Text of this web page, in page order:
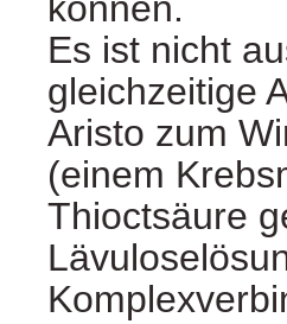
Es ist nicht
gleichzeitige
Aristo zum
(einem
Thioctsäure